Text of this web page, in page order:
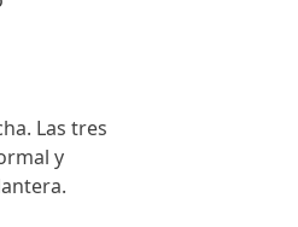
Las tres
y